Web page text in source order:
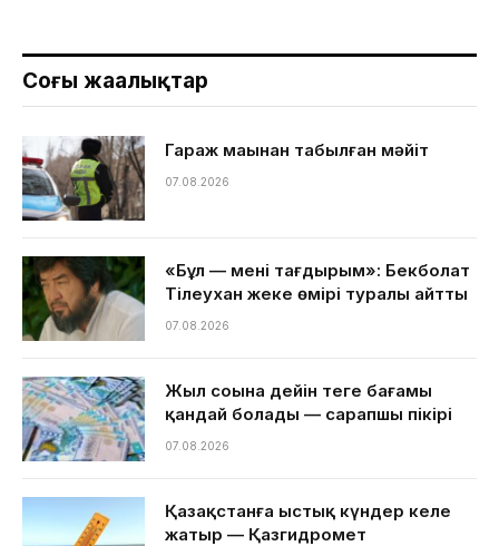
Соңғы жаңалықтар
Гараж маңынан табылған мәйіт
07.08.2026
«Бұл — менің тағдырым»: Бекболат
Тілеухан жеке өмірі туралы айтты
07.08.2026
Жыл соңына дейін теңге бағамы
қандай болады — сарапшы пікірі
07.08.2026
Қазақстанға ыстық күндер келе
жатыр — Қазгидромет